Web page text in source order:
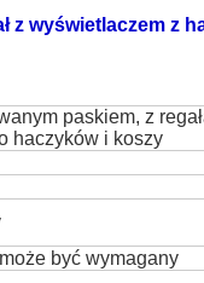
z wyświetlaczem z
paskiem, z
haczyków i koszy
być wymagany